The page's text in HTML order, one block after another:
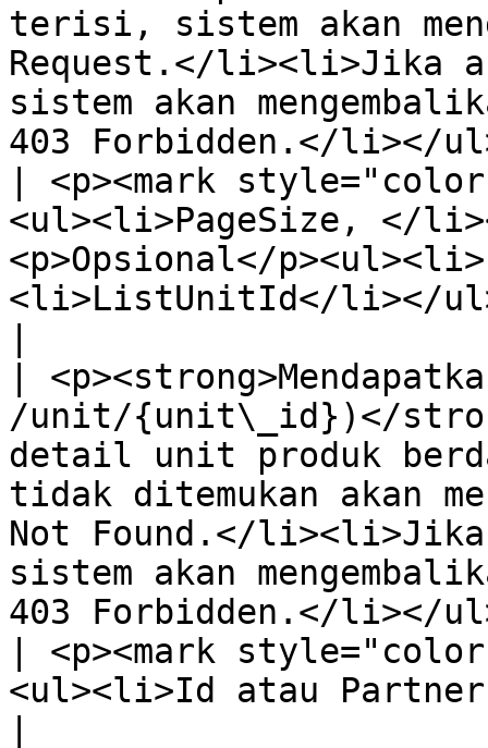
terisi, sistem akan
Request.</li><li>Jika
sistem akan
403 Forbidden.</li></
| <p><mark
<ul><li>PageSize, </
<p>Opsional</
<li>ListUnitId</li></
|
/unit/{unit\_id})</
detail unit produk
tidak ditemukan akan
Not Found.</
sistem akan
403 Forbidden.</li></
| <p><mark
<ul><li>Id atau